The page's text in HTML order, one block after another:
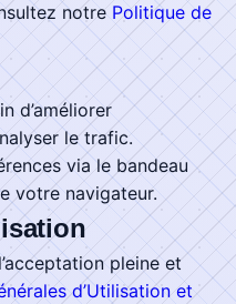
notre Politique de
d’améliorer
le trafic.
via le bandeau
votre navigateur.
pleine et
d’Utilisation et